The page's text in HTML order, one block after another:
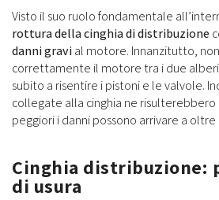
Visto il suo ruolo fondamentale
rottura della cinghia di distribuzione
danni gravial motore. Innanzitutto,
correttamente il motore tra i due
subito a risentire i pistoni e le valvole.
collegate alla cinghia ne risulterebbero
peggiori i danni possono arrivare a oltre
Cinghia distribuzione:
di usura